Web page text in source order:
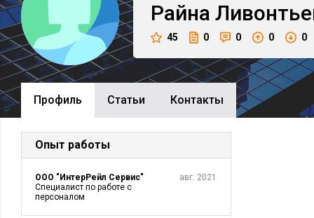
Райна
45 0 0 0 0
Профиль Cтатьи Контакты
Опыт работы
ООО "ИнтерРейл Сервис"
Специалист по работе с
персоналом
авг. 2021